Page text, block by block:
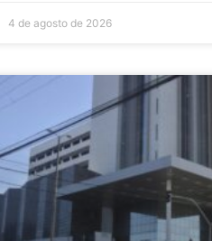
4 de agosto de 2026